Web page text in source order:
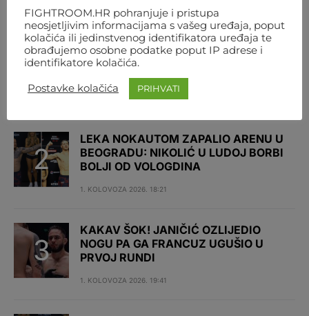
NAJČITANIJE
DANA WHITE O PRELASKU SOLDIĆA U
UFC: ‘DA SMO GA POTPISALI, OBJAVILI
31. SRPNJA 2026. 13:05
LEKA NOKAUTOM ZAPALIO ARENU U
BEOGRADU: NIKOLIĆ U LUDOJ BORBI
BOLJI OD VOLOGDINA
1. KOLOVOZA 2026. 18:21
KAKAV ŠOK! JANIČIĆ OZLIJEDIO
NOGU PA GA FRANCUZ UGUŠIO U
PRVOJ RUNDI
1. KOLOVOZA 2026. 19:41
FIGHTROOM.HR pohranjuje i pristupa
neosjetljivim informacijama s vašeg uređaja, poput
kolačića ili jedinstvenog identifikatora uređaja te
obrađujemo osobne podatke poput IP adrese i
identifikatore kolačića.
Postavke kolačića PRIHVATI